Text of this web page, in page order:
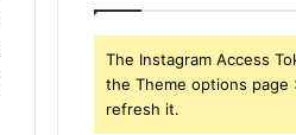
The Instagram Access
the Theme options
refresh it.